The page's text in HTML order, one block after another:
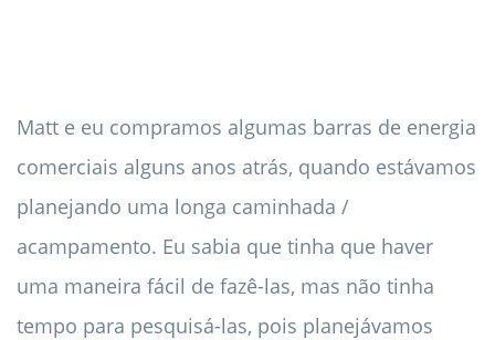
Matt e eu compramos algumas barras de energia
comerciais alguns anos atrás, quando estávamos
planejando uma longa caminhada /
acampamento. Eu sabia que tinha que haver
uma maneira fácil de fazê-las, mas não tinha
tempo para pesquisá-las, pois planejávamos